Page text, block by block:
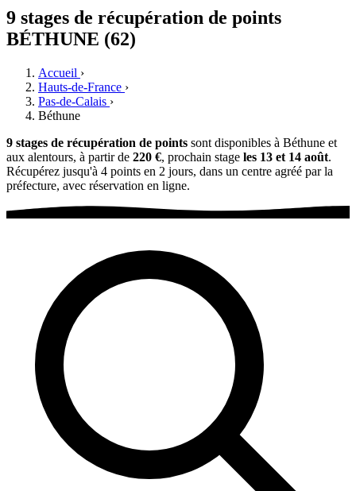
9 stages de récupération de points
BÉTHUNE (62)
Accueil ›
Hauts-de-France ›
Pas-de-Calais ›
Béthune
9 stages de récupération de points sont disponibles à Béthune et
aux alentours, à partir de 220 €, prochain stage les 13 et 14 août.
Récupérez jusqu'à 4 points en 2 jours, dans un centre agréé par la
préfecture, avec réservation en ligne.